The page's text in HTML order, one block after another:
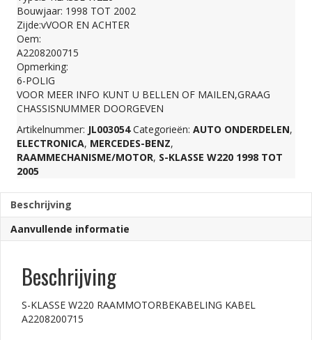
KABEL
A2208200715
aantal
Bouwjaar: 1998 TOT 2002
Zijde:vVOOR EN ACHTER
Oem:
A2208200715
Opmerking:
6-POLIG
VOOR MEER INFO KUNT U BELLEN OF MAILEN,GRAAG
CHASSISNUMMER DOORGEVEN
Artikelnummer: JL003054 Categorieën: AUTO ONDERDELEN,
ELECTRONICA, MERCEDES-BENZ,
RAAMMECHANISME/MOTOR, S-KLASSE W220 1998 TOT
2005
Beschrijving
Aanvullende informatie
Beschrijving
S-KLASSE W220 RAAMMOTORBEKABELING KABEL
A2208200715